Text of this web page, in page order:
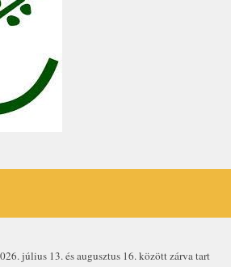
július 13. és augusztus 16. között zárva tart